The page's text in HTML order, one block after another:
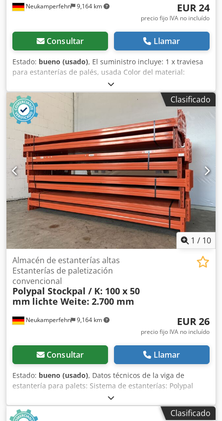
Neukamperfehn 9,164 km EUR 24
precio fijo IVA no incluído
Consultar Llamar
Estado: bueno (usado), El suministro incluye: 1 x traviesa
para estanterías de palés, usada Color del material:
naranja Perfil IPE: 100 x 55 mm Soportes: 3 orificios Luz
útil: aproximadamente 2.700 mm Por soporte, 3 orificios
Distancia entre orificios: aproximadamente 100 mm
Cjdjibzftopfx Agxerf Diámetro de los orificios:
aproximadamente 11 mm 1 x juego de material de fijación
que consta de: 6 x tornillos M10 6 x tuercas 6 x arandelas
Clasificado
1 / 10
Neukamperfehn 9,164 km
Almacén de estanterías altas
Estanterías de paletización
convencional
Polypal Stockpal / K: 100 x 50
mm lichte Weite: 2.700 mm
EUR 26
precio fijo IVA no incluído
Consultar Llamar
Estado: bueno (usado), Datos técnicos de la viga de
estantería para palets: Sistema de estanterías: Polypal
Tipo: Stockpal El suministro incluye: 01x Viga de estantería
para palets, usada Codpfx Ajxz Aphogxorf Color del
material: naranja Perfil: 100 x 50 mm Tipo: SKVBNClasificado